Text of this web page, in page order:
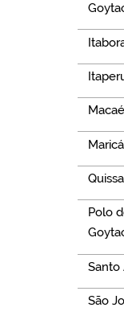
Macaé
Maricá
Polo
Santo
São